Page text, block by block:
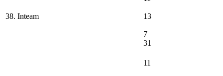
38. Inteam 13
7
31
11